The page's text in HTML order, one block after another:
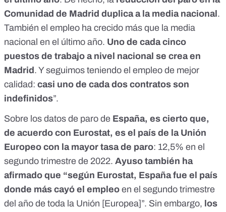
Comunidad de Madrid duplica a la media nacional .
También el empleo ha crecido más que la media
nacional en el último año. Uno de cada cinco
puestos de trabajo a nivel nacional se crea en
Madrid . Y seguimos teniendo el empleo de mejor
calidad: casi uno de cada dos contratos son
indefinidos”.
Sobre los datos de paro de España, es cierto que,
de acuerdo con Eurostat, es el país de la Unión
Europeo con la mayor tasa de paro: 12,5% en el
segundo trimestre de 2022. Ayuso también ha
afirmado que “según Eurostat, España fue el país
donde más cayó el empleo en el segundo trimestre
del año de toda la Unión [Europea]”. Sin embargo, los